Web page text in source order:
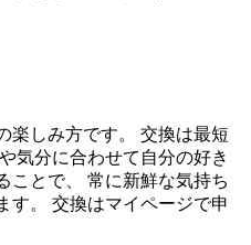
楽しみ方です。 交換は最短
気分に合わせて自分の好き
ことで、 常に新鮮な気持ち
す。 交換はマイページで申